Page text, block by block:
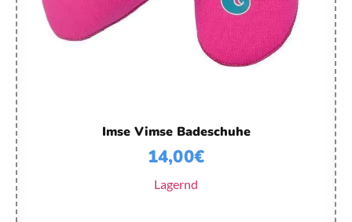
Imse Vimse Badeschuhe
14,00€
Lagernd